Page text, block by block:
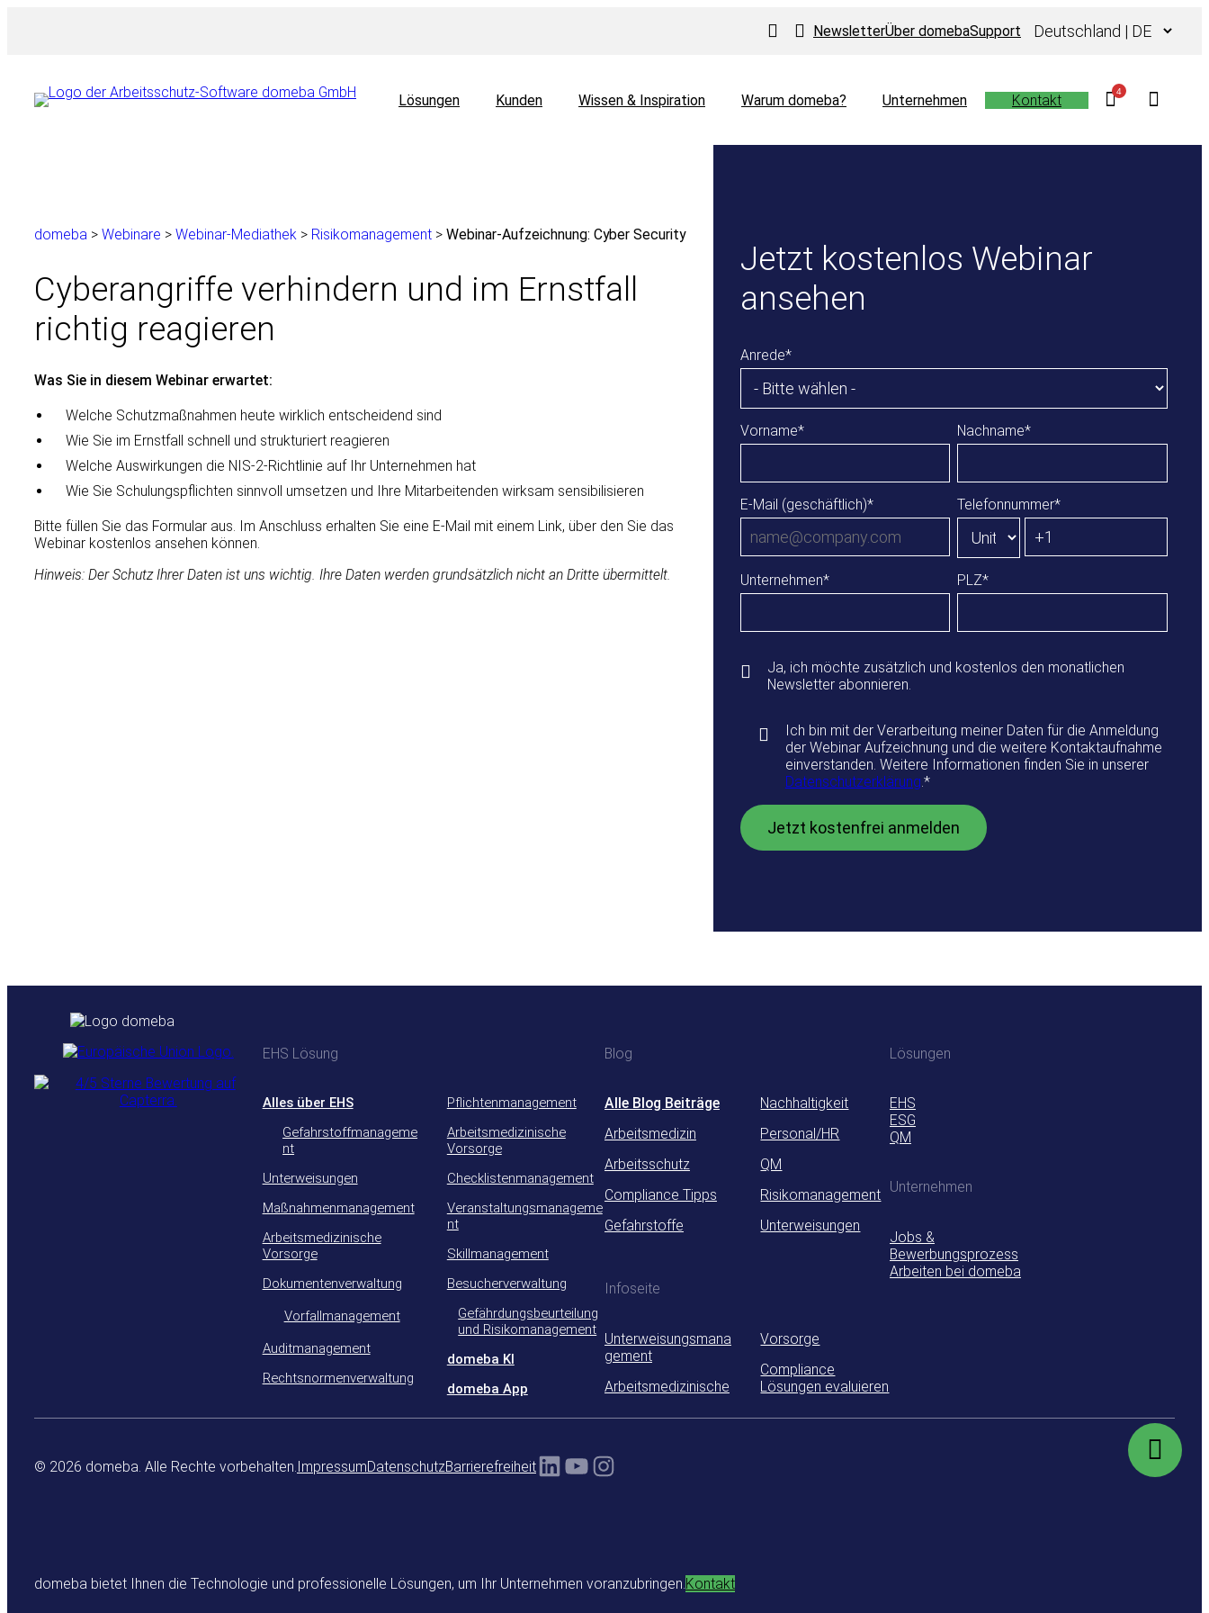
NewsletterÜber domebaSupportauswählen
Lösungen Kunden Wissen & Inspiration Warum domeba? Unternehmen Kontakt
4
domeba > Webinare > Webinar-Mediathek > Risikomanagement > Webinar-Aufzeichnung: Cyber Security
Cyberangriffe verhindern und im Ernstfall
richtig reagieren
Was Sie in diesem Webinar erwartet:
Welche Schutzmaßnahmen heute wirklich entscheidend sind
Wie Sie im Ernstfall schnell und strukturiert reagieren
Welche Auswirkungen die NIS-2-Richtlinie auf Ihr Unternehmen hat
Wie Sie Schulungspflichten sinnvoll umsetzen und Ihre Mitarbeitenden wirksam sensibilisieren
Bitte füllen Sie das Formular aus. Im Anschluss erhalten Sie eine E-Mail mit einem Link, über den Sie das
Webinar kostenlos ansehen können.
Hinweis: Der Schutz Ihrer Daten ist uns wichtig. Ihre Daten werden grundsätzlich nicht an Dritte übermittelt.
Jetzt kostenlos Webinar
ansehen
Anrede*
Vorname* Nachname*
E-Mail (geschäftlich)* Telefonnummer*
Unternehmen* PLZ*
Ja, ich möchte zusätzlich und kostenlos den monatlichen
Newsletter abonnieren.
Ich bin mit der Verarbeitung meiner Daten für die Anmeldung
der Webinar Aufzeichnung und die weitere Kontaktaufnahme
einverstanden. Weitere Informationen finden Sie in unserer
Datenschutzerklärung.*
EHS Lösung
Alles über EHS
Gefahrstoffmanageme
nt
Unterweisungen
Maßnahmenmanagement
Arbeitsmedizinische
Vorsorge
Dokumentenverwaltung
Vorfallmanagement
Auditmanagement
Rechtsnormenverwaltung
Pflichtenmanagement
Arbeitsmedizinische
Vorsorge
Checklistenmanagement
Veranstaltungsmanageme
nt
Skillmanagement
Besucherverwaltung
Gefährdungsbeurteilung
und Risikomanagement
domeba KI
domeba App
Blog
Alle Blog Beiträge
Arbeitsmedizin
Arbeitsschutz
Compliance Tipps
Gefahrstoffe
Nachhaltigkeit
Personal/HR
QM
Risikomanagement
Unterweisungen
Infoseite
Unterweisungsmana
gement
Arbeitsmedizinische
Vorsorge
Compliance
Lösungen evaluieren
Lösungen
EHS
ESG
QM
Unternehmen
Jobs &
Bewerbungsprozess
Arbeiten bei domeba
© 2026 domeba. Alle Rechte vorbehalten. ImpressumDatenschutzBarrierefreiheitLinkedIn
YouTube
Instagram
domeba bietet Ihnen die Technologie und professionelle Lösungen, um Ihr Unternehmen voranzubringen.Kontakt